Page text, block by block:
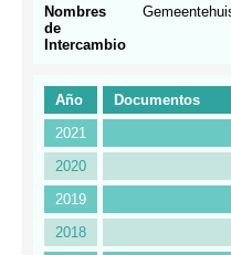
Año
Documentos
2021
2020
2019
2018
Nombres
de
Intercambio